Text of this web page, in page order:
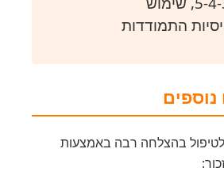
התמודדות
נוספים
בהצלחה רבה באמצעות